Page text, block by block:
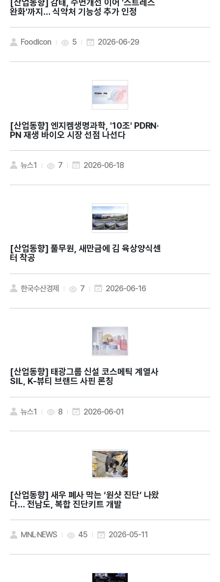
[산업동향]
완화'까지… 식약처 기능성 추가 인정
FoodIcon 5 2026-06-29
[산업동향]
PN 재생 바이오 시장 선점 나선다
뉴스1 7 2026-06-18
[산업동향]
터 착공
한국수산경제 7 2026-06-16
[산업동향]
SIL, K-뷰티 브랜드 사핀 론칭
뉴스1 8 2026-06-01
[산업동향]
다… 전남도, 복합 진단키트 개발
MNL·NEWS 45 2026-05-11